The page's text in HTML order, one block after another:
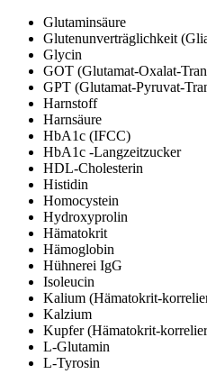
Glutaminsäure
Glutenunverträglichkeit
Glycin
GOT (Glutamat-Oxalat-
GPT (Glutamat-Pyruvat-
Harnstoff
Harnsäure
HbA1c (IFCC)
HbA1c -Langzeitzucker
HDL-Cholesterin
Histidin
Homocystein
Hydroxyprolin
Hämatokrit
Hämoglobin
Hühnerei IgG
Isoleucin
Kalium (Hämatokrit-
Kalzium
Kupfer (Hämatokrit-
L-Glutamin
L-Tyrosin